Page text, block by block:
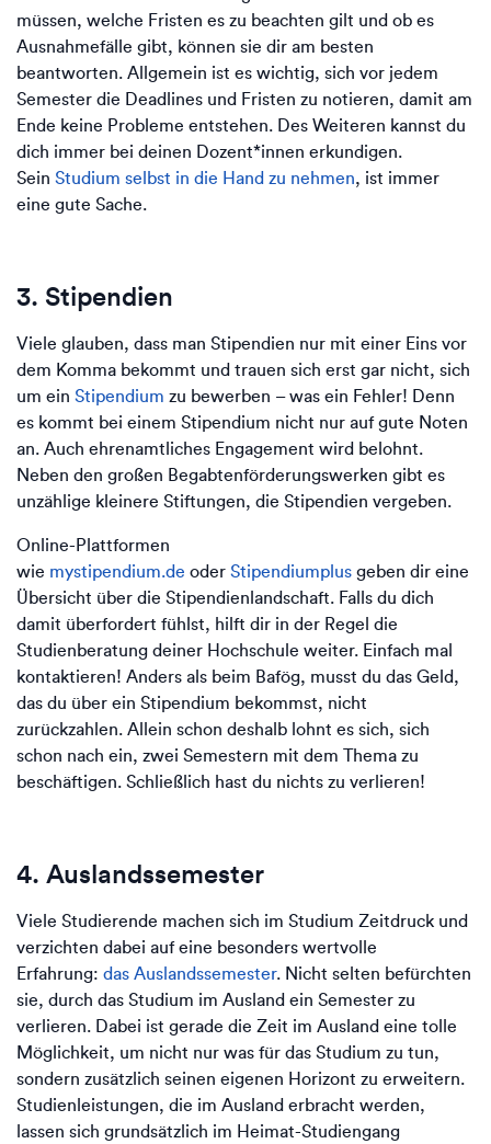
müssen, welche Fristen es zu beachten gilt und ob es
Ausnahmefälle gibt, können sie dir am besten
beantworten. Allgemein ist es wichtig, sich vor jedem
Semester die Deadlines und Fristen zu notieren, damit am
Ende keine Probleme entstehen. Des Weiteren kannst du
dich immer bei deinen Dozent*innen erkundigen.
Sein Studium selbst in die Hand zu nehmen, ist immer
eine gute Sache.
3. Stipendien
Viele glauben, dass man Stipendien nur mit einer Eins vor
dem Komma bekommt und trauen sich erst gar nicht, sich
um ein Stipendium zu bewerben – was ein Fehler! Denn
es kommt bei einem Stipendium nicht nur auf gute Noten
an. Auch ehrenamtliches Engagement wird belohnt.
Neben den großen Begabtenförderungswerken gibt es
unzählige kleinere Stiftungen, die Stipendien vergeben.
Online-Plattformen
wie mystipendium.de oder Stipendiumplus geben dir eine
Übersicht über die Stipendienlandschaft. Falls du dich
damit überfordert fühlst, hilft dir in der Regel die
Studienberatung deiner Hochschule weiter. Einfach mal
kontaktieren! Anders als beim Bafög, musst du das Geld,
das du über ein Stipendium bekommst, nicht
zurückzahlen. Allein schon deshalb lohnt es sich, sich
schon nach ein, zwei Semestern mit dem Thema zu
beschäftigen. Schließlich hast du nichts zu verlieren!
4. Auslandssemester
Viele Studierende machen sich im Studium Zeitdruck und
verzichten dabei auf eine besonders wertvolle
Erfahrung: das Auslandssemester. Nicht selten befürchten
sie, durch das Studium im Ausland ein Semester zu
verlieren. Dabei ist gerade die Zeit im Ausland eine tolle
Möglichkeit, um nicht nur was für das Studium zu tun,
sondern zusätzlich seinen eigenen Horizont zu erweitern.
Studienleistungen, die im Ausland erbracht werden,
lassen sich grundsätzlich im Heimat-Studiengang